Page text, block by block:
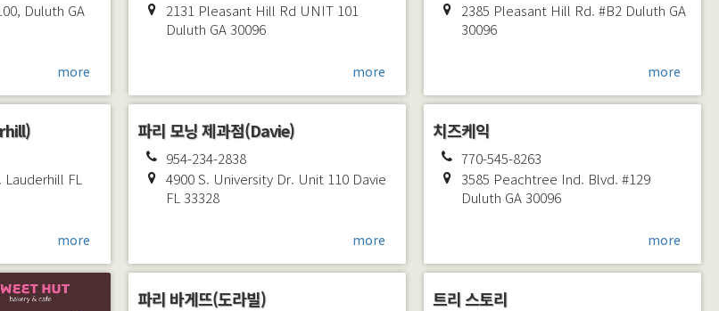
Duluth GA
more
Lauderhill FL
more
2131 Pleasant Hill Rd UNIT 101
Duluth GA30096
more
파리 모닝 제과점(Davie)
954-234-2838
4900 S. University Dr. Unit 110 Davie
FL 33328
more
파리 바게뜨(도라빌)
2385 Pleasant Hill Rd. #B2 Duluth GA
30096
more
치즈케익
770-545-8263
3585 Peachtree Ind. Blvd. #129
Duluth GA30096
more
트리 스토리